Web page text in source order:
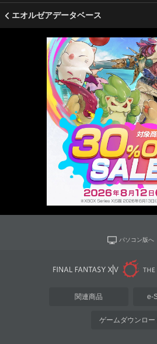
エオルゼアデータベース
パソコン版へ
関連商品 e-
ゲームダウンロー